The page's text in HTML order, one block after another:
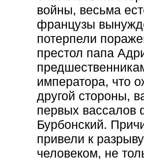
войны, весьма
французы
потерпели
престол папа
императора, что
другой стороны,
первых вассалов
Бурбонский.
привели к
человеком, не